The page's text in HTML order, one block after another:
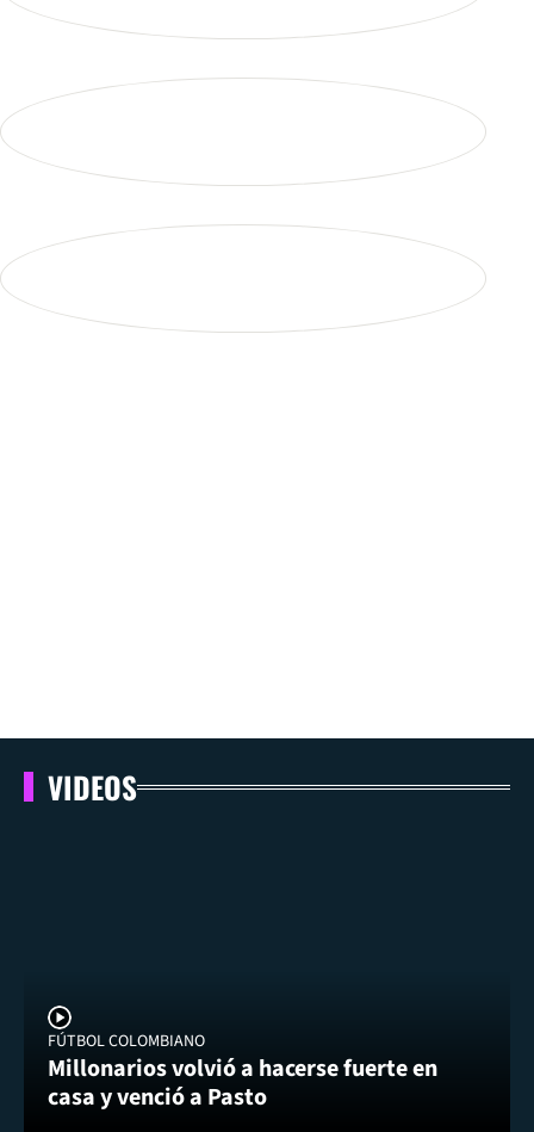
VIDEOS
FÚTBOL COLOMBIANO
Millonarios volvió a hacerse fuerte en
casa y venció a Pasto